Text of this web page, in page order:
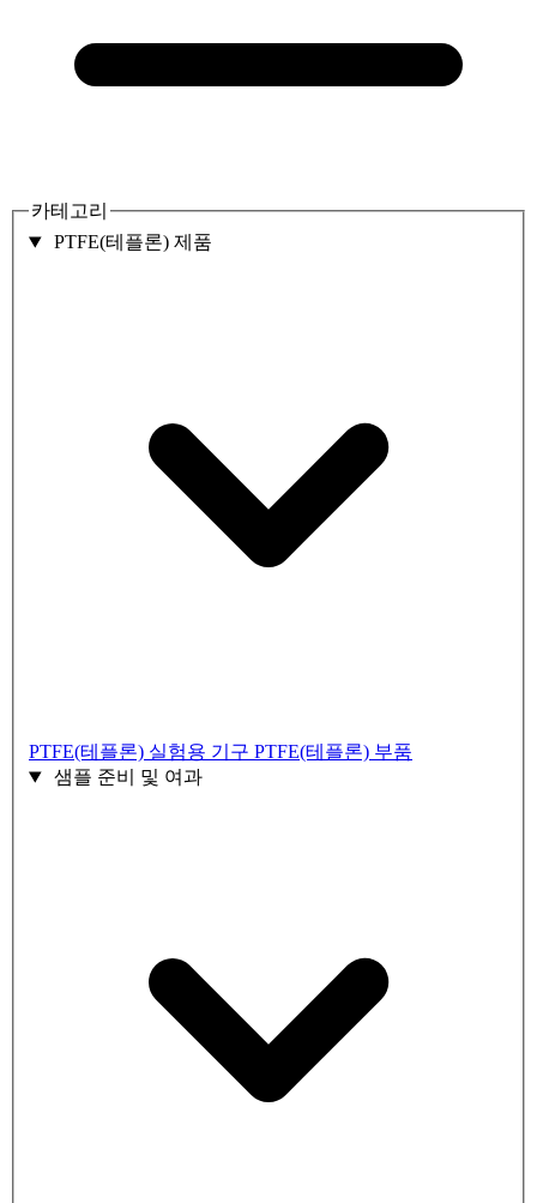
카테고리
PTFE(테플론) 제품
PTFE(테플론) 실험용 기구 PTFE(테플론) 부품
샘플 준비 및 여과